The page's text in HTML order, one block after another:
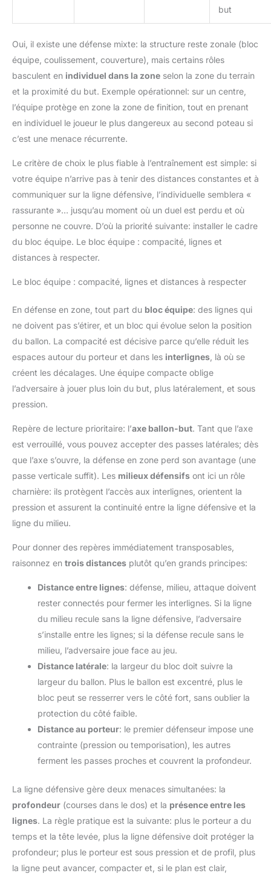
but
Oui, il existe une défense mixte: la structure reste zonale (bloc
équipe, coulissement, couverture), mais certains rôles
basculent en individuel dans la zone selon la zone du terrain
et la proximité du but. Exemple opérationnel: sur un centre,
l’équipe protège en zone la zone de finition, tout en prenant
en individuel le joueur le plus dangereux au second poteau si
c’est une menace récurrente.
Le critère de choix le plus fiable à l’entraînement est simple: si
votre équipe n’arrive pas à tenir des distances constantes et à
communiquer sur la ligne défensive, l’individuelle semblera «
rassurante »… jusqu’au moment où un duel est perdu et où
personne ne couvre. D’où la priorité suivante: installer le cadre
du bloc équipe. Le bloc équipe : compacité, lignes et
distances à respecter.
Le bloc équipe : compacité, lignes et distances à respecter
En défense en zone, tout part du bloc équipe: des lignes qui
ne doivent pas s’étirer, et un bloc qui évolue selon la position
du ballon. La compacité est décisive parce qu’elle réduit les
espaces autour du porteur et dans les interlignes , là où se
créent les décalages. Une équipe compacte oblige
l’adversaire à jouer plus loin du but, plus latéralement, et sous
pression.
Repère de lecture prioritaire: l’axe ballon-but. Tant que l’axe
est verrouillé, vous pouvez accepter des passes latérales; dès
que l’axe s’ouvre, la défense en zone perd son avantage (une
passe verticale suffit). Les milieux défensifs ont ici un rôle
charnière: ils protègent l’accès aux interlignes, orientent la
pression et assurent la continuité entre la ligne défensive et la
ligne du milieu.
Pour donner des repères immédiatement transposables,
raisonnez en trois distances plutôt qu’en grands principes:
Distance entre lignes: défense, milieu, attaque doivent
rester connectés pour fermer les interlignes. Si la ligne
du milieu recule sans la ligne défensive, l’adversaire
s’installe entre les lignes; si la défense recule sans le
milieu, l’adversaire joue face au jeu.
Distance latérale: la largeur du bloc doit suivre la
largeur du ballon. Plus le ballon est excentré, plus le
bloc peut se resserrer vers le côté fort, sans oublier la
protection du côté faible.
Distance au porteur: le premier défenseur impose une
contrainte (pression ou temporisation), les autres
ferment les passes proches et couvrent la profondeur.
La ligne défensive gère deux menaces simultanées: la
profondeur (courses dans le dos) et la présence entre les
lignes. La règle pratique est la suivante: plus le porteur a du
temps et la tête levée, plus la ligne défensive doit protéger la
profondeur; plus le porteur est sous pression et de profil, plus
la ligne peut avancer, compacter et, si le plan est clair,